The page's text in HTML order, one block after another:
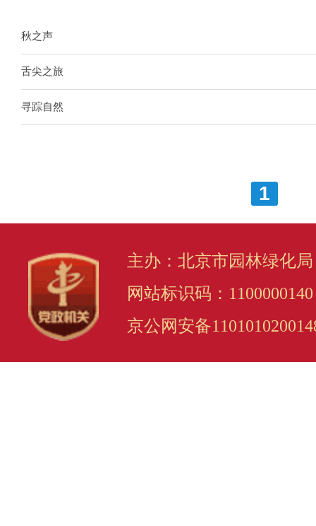
秋之声
舌尖之旅
寻踪自然
1
主办：北京市园林绿化
网站标识码：1100000140
京公网安备